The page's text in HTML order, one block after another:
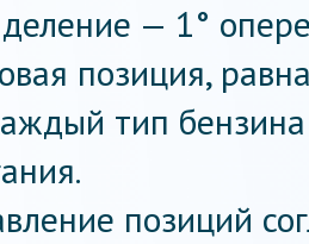
— 1°
позиция,
тип бензина
позиций